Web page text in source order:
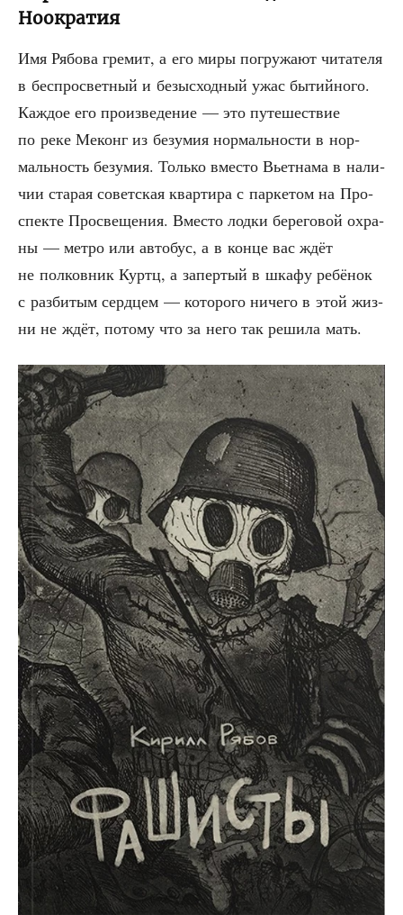
Ноократия
Имя Рябо­ва гре­мит, а его миры погру­жа­ют чита­те­ля
в бес­про­свет­ный и безыс­ход­ный ужас бытий­но­го.
Каж­дое его про­из­ве­де­ние — это путе­ше­ствие
по реке Меконг из безу­мия нор­маль­но­сти в нор­
маль­ность безу­мия. Толь­ко вме­сто Вьет­на­ма в нали­
чии ста­рая совет­ская квар­ти­ра с пар­ке­том на Про­
спек­те Про­све­ще­ния. Вме­сто лод­ки бере­го­вой охра­
ны — мет­ро или авто­бус, а в кон­це вас ждёт
не пол­ков­ник Куртц, а запер­тый в шка­фу ребё­нок
с раз­би­тым серд­цем — кото­ро­го ниче­го в этой жиз­
ни не ждёт, пото­му что за него так реши­ла мать.